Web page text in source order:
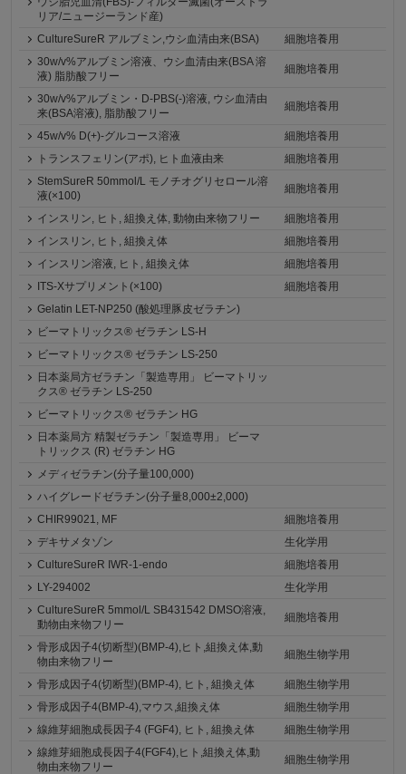
リア/ニュージーランド産)
CultureSureR アルブミン,ウシ血清由来(BSA)
細胞培養用
30w/v%アルブミン溶液、ウシ血清由来(BSA 溶
液) 脂肪酸フリー
細胞培養用
30w/v%アルブミン・D-PBS(-)溶液, ウシ血清由
来(BSA溶液), 脂肪酸フリー
細胞培養用
45w/v% D(+)-グルコース溶液
細胞培養用
トランスフェリン(アポ), ヒト血液由来
細胞培養用
StemSureR 50mmol/L モノチオグリセロール溶
液(×100)
細胞培養用
インスリン, ヒト, 組換え体, 動物由来物フリー
細胞培養用
インスリン, ヒト, 組換え体
細胞培養用
インスリン溶液, ヒト, 組換え体
細胞培養用
ITS-Xサプリメント(×100)
細胞培養用
Gelatin LET-NP250 (酸処理豚皮ゼラチン)
ビーマトリックス® ゼラチン LS-H
ビーマトリックス® ゼラチン LS-250
日本薬局方ゼラチン「製造専用」 ビーマトリッ
クス® ゼラチン LS-250
ビーマトリックス® ゼラチン HG
日本薬局方 精製ゼラチン「製造専用」 ビーマ
トリックス (R) ゼラチン HG
メディゼラチン(分子量100,000)
ハイグレードゼラチン(分子量8,000±2,000)
CHIR99021, MF
細胞培養用
デキサメタゾン
生化学用
CultureSureR IWR-1-endo
細胞培養用
LY-294002
生化学用
CultureSureR 5mmol/L SB431542 DMSO溶液,
動物由来物フリー
細胞培養用
骨形成因子4(切断型)(BMP-4),ヒト,組換え体,動
物由来物フリー
細胞生物学用
骨形成因子4(切断型)(BMP-4), ヒト, 組換え体
細胞生物学用
骨形成因子4(BMP-4),マウス,組換え体
細胞生物学用
線維芽細胞成長因子4 (FGF4), ヒト, 組換え体
細胞生物学用
線維芽細胞成長因子4(FGF4),ヒト,組換え体,動
物由来物フリー
細胞生物学用